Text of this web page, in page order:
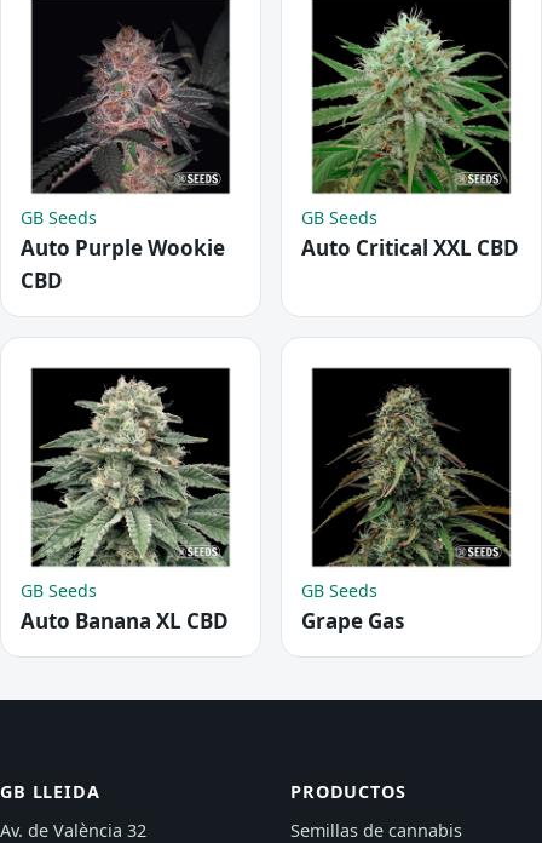
GB Seeds
Auto Purple Wookie
CBD
GB Seeds
Auto Critical XXL CBD
GB Seeds
Auto Banana XL CBD
GB Seeds
Grape Gas
GB LLEIDA
Av. de València 32
PRODUCTOS
Semillas de cannabis